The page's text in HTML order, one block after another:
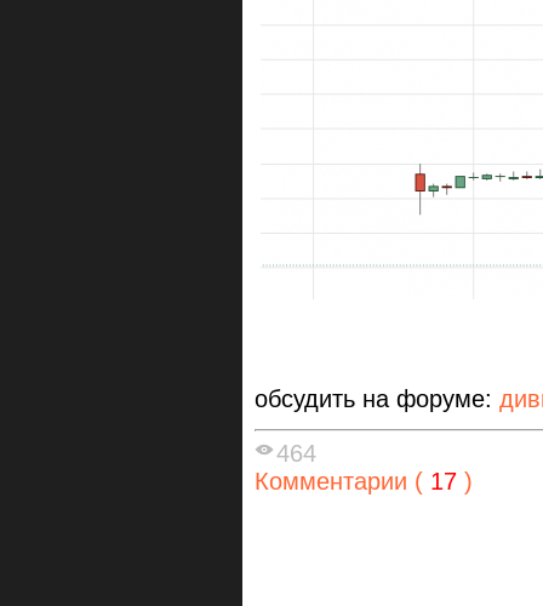
обсудить на форуме:
464
Комментарии ( 17 )